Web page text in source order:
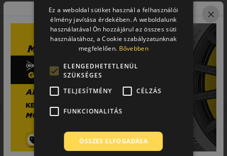
Kumho WintercraftWP71
Figyelem a feltüntetett címke adatok tájékoztató
jellegűek. Előfordulhat, hogy még a korábbi EU-s címkével
ellátott abroncs kerül kiszállításra.
Ez a weboldal sütiket használ a felhasználói
élmény javítása érdekében. A weboldalunk
használatával Ön hozzájárul az összes süti
használatához, a Cookie szabályzatunknak
megfelelően. Bővebben
ELENGEDHETETLENÜL
SZÜKSÉGES
TELJESÍTMÉNY
CÉLZÁS
FUNKCIONALITÁS
ÖSSZES ELFOGADÁSA